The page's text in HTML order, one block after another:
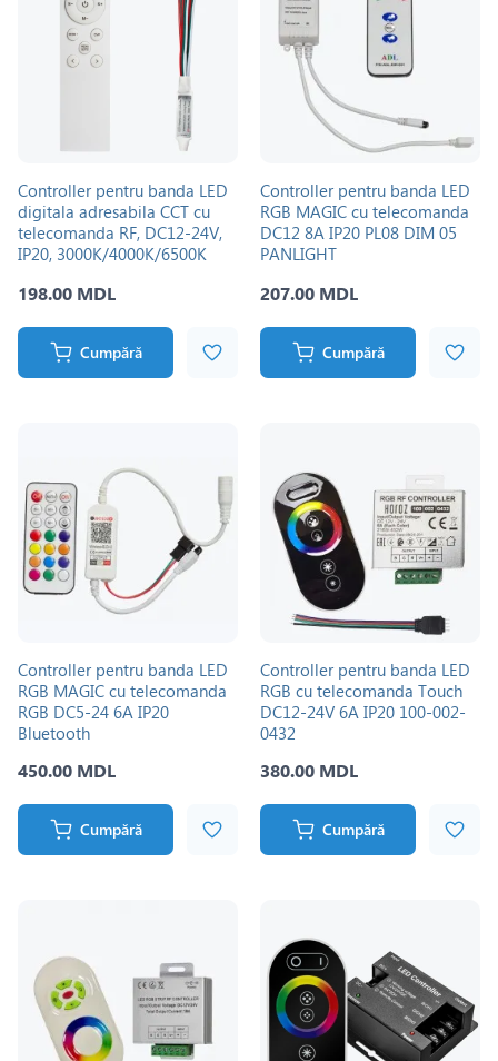
Controller pentru banda LED
digitala adresabila CCT cu
telecomanda RF, DC12-24V,
IP20, 3000K/4000K/6500K
PANLIGHT
198.00 MDL
Cumpără
Controller pentru banda LED
RGB MAGIC cu telecomanda
DC12 8A IP20 PL08 DIM 05
PANLIGHT
207.00 MDL
Cumpără
Controller pentru banda LED
RGB MAGIC cu telecomanda
RGB DC5-24 6A IP20
Bluetooth
450.00 MDL
Cumpără
Controller pentru banda LED
RGB cu telecomanda Touch
DC12-24V 6A IP20 100-002-
0432
380.00 MDL
Cumpără